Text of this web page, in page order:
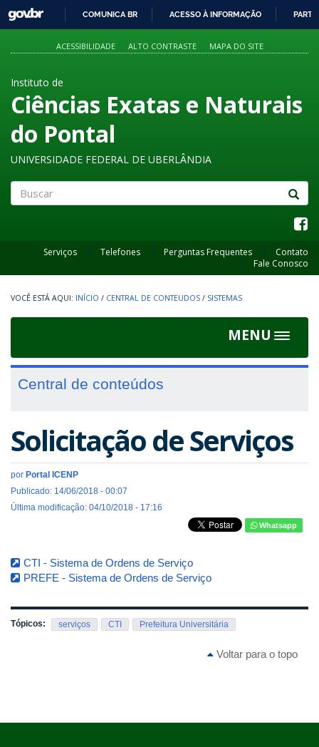
PARA
O
GOVBR
COMUNICA BR ACESSO À INFORMAÇÃO
ACESSIBILIDADE ALTO CONTRASTE MAPA DO SITE
Instituto de
Ciências Exatas e Naturais
do Pontal
UNIVERSIDADE FEDERAL DE UBERLÂNDIA
Serviços Telefones Perguntas Frequentes
Contato
Fale Conosco
INÍCIO / CENTRAL DE CONTEUDOS / SISTEMAS
MENU
Toggle
Central de conteúdos
Solicitação de Serviços
por Portal ICENP
Publicado: 14/06/2018 - 00:07
Última modificação: 04/10/2018 - 17:16
Whatsapp
CTI - Sistema de Ordens de Serviço
PREFE - Sistema de Ordens de Serviço
Tópicos: serviços CTI Prefeitura Universitária
Voltar para o topo